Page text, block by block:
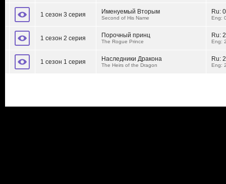
1 сезон 3 серия Именуемый Вторым
Second of His Name
Ru:
Eng:
1 сезон 2 серия Порочный принц
The Rogue Prince
Ru:
Eng:
1 сезон 1 серия Наследники Дракона
The Heirs of the Dragon
Ru:
Eng: